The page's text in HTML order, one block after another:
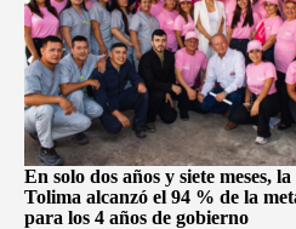
En solo dos años y siete meses,
Tolima alcanzó el 94 % de la
para los 4 años de gobierno